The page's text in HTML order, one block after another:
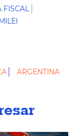
FISCAL
ARGENTINA